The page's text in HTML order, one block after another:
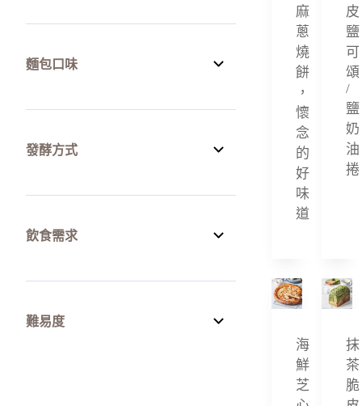
麵包口味
司康
甜麵包
發酵方式
司康
飲食需求
難易度
麻
蔥
燒
餅
，
懷
念
的
好
味
道
皮
鹽
可
頌
/
鹽
奶
油
捲
海
鮮
芝
抹
茶
脆